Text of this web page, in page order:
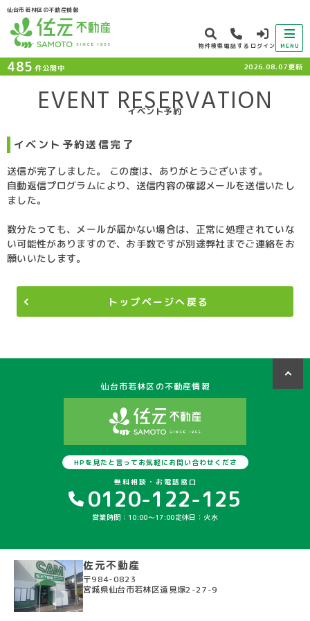
仙台市若林区の不動産情報
物件検索電話する ログイン MENU
485 件公開中 2026.08.07更新
EVENT RESERVATION
イベント予約
イベント予約送信完了
送信が完了しました。 この度は、ありがとうございます。
自動返信プログラムにより、送信内容の確認メールを送信いたし
ました。
数分たっても、メールが届かない場合は、正常に処理されていな
い可能性がありますので、お手数ですが別途弊社までご連絡をお
願いいたします。
トップページへ戻る
仙台市若林区の不動産情報
HPを見たと言ってお気軽にお問い合わせくださ
い
無料相談・お電話窓口
0120-122-125
営業時間：10:00〜17:00定休日：火水
佐元不動産
〒984-0823
宮城県仙台市若林区遠見塚2-27-9